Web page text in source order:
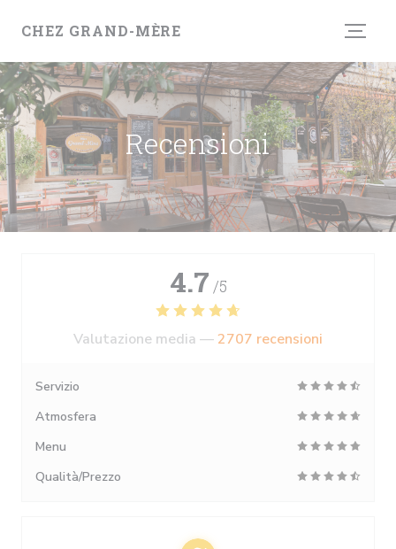
CHEZ GRAND-MÈRE
Recensioni
4.7 /5
Valutazione media —2707 recensioni
Servizio
Atmosfera
Menu
Qualità/Prezzo